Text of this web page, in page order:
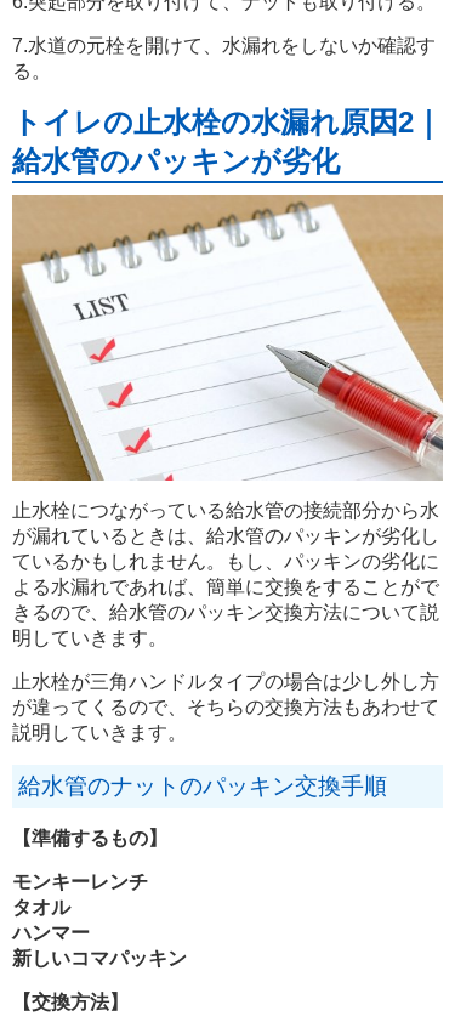
7.水道の元栓を開けて、水漏れをしないか確認す
る。
トイレの止水栓の水漏れ原因2｜
給水管のパッキンが劣化
止水栓につながっている給水管の接続部分から水
が漏れているときは、給水管のパッキンが劣化し
ているかもしれません。もし、パッキンの劣化に
よる水漏れであれば、簡単に交換をすることがで
きるので、給水管のパッキン交換方法について説
明していきます。
止水栓が三角ハンドルタイプの場合は少し外し方
が違ってくるので、そちらの交換方法もあわせて
説明していきます。
給水管のナットのパッキン交換手順
【準備するもの】
モンキーレンチ
タオル
ハンマー
新しいコマパッキン
【交換方法】